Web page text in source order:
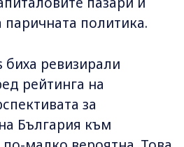
паричната политика.
биха ревизирали
рейтинга на
за
България към